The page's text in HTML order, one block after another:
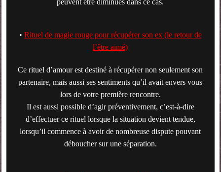
peuvent être diminués dans ce cas.
• Rituel de magie rouge pour récupérer son ex (le retour de
l’être aimé)
Ce rituel d’amour est destiné à récupérer non seulement son
partenaire, mais aussi ses sentiments qu’il avait envers vous
lors de votre première rencontre.
Il est aussi possible d’agir préventivement, c’est-à-dire
d’effectuer ce rituel lorsque la situation devient tendue,
lorsqu’il commence à avoir de nombreuse dispute pouvant
déboucher sur une séparation.